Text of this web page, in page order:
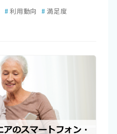
# 利用動向 # 満足度